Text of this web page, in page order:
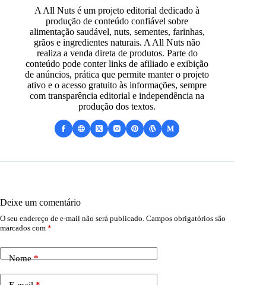
A All Nuts é um projeto editorial dedicado à
produção de conteúdo confiável sobre
alimentação saudável, nuts, sementes, farinhas,
grãos e ingredientes naturais. A All Nuts não
realiza a venda direta de produtos. Parte do
conteúdo pode conter links de afiliado e exibição
de anúncios, prática que permite manter o projeto
ativo e o acesso gratuito às informações, sempre
com transparência editorial e independência na
produção dos textos.
Deixe um comentário
O seu endereço de e-mail não será publicado. Campos obrigatórios são
marcados com *
Nome*